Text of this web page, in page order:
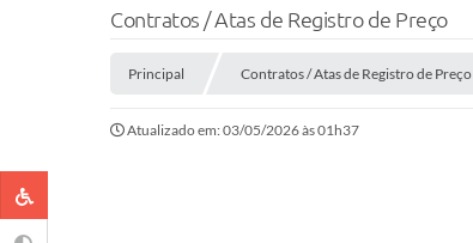
Contratos / Atas de Registro de Preço
Principal Contratos / Atas de Registro de Preço
Atualizado em: 03/05/2026 às 01h37